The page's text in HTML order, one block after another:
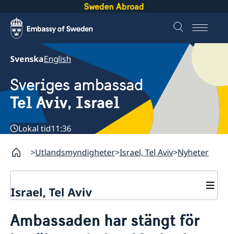
Sweden Abroad
SvenskaEnglish
Sveriges ambassad
Tel Aviv, Israel
Lokal tid11:36
Utlandsmyndigheter Israel, Tel Aviv Nyheter
Israel, Tel Aviv
Om ambassaden
Ambassaden har stängt för